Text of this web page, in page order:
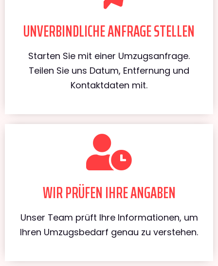
UNVERBINDLICHE ANFRAGE STELLEN
Starten Sie mit einer Umzugsanfrage.
Teilen Sie uns Datum, Entfernung und
Kontaktdaten mit.
WIR PRÜFEN IHRE ANGABEN
Unser Team prüft Ihre Informationen, um
Ihren Umzugsbedarf genau zu verstehen.